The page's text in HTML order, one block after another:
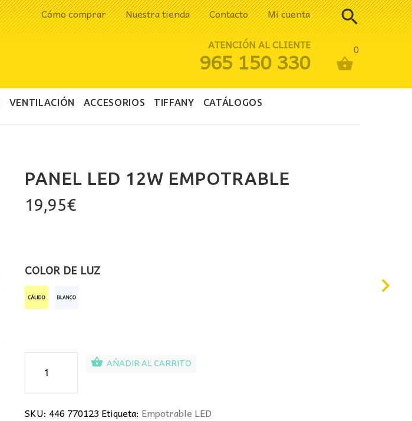
Cómo comprar Nuestra tienda Contacto Mi cuenta
0
ATENCIÓN AL CLIENTE
965 150 330
VENTILACIÓN ACCESORIOS TIFFANY CATÁLOGOS
PANEL LED 12W EMPOTRABLE
19,95€
COLOR DE LUZ
12W
Empotrable
AÑADIR AL CARRITO
SKU: 446 770123 Etiqueta: Empotrable LED